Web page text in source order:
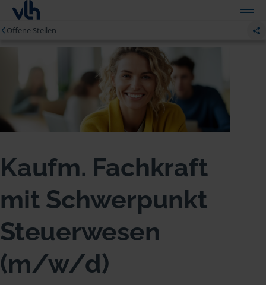
Offene Stellen
Kaufm. Fachkraft
mit Schwerpunkt
Steuerwesen
(m/w/d)